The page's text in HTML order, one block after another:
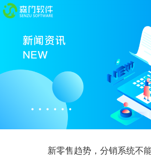
新零售趋势，分销系统不